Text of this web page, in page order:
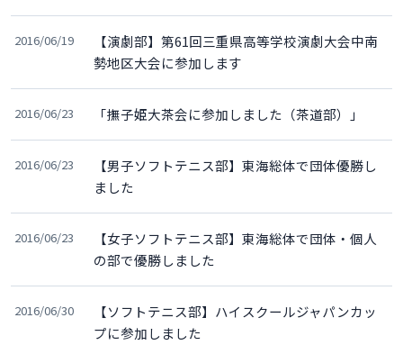
2016/06/19
【演劇部】第61回三重県高等学校演劇大会中南
勢地区大会に参加します
2016/06/23 「撫子姫大茶会に参加しました（茶道部）」
2016/06/23
【男子ソフトテニス部】東海総体で団体優勝し
ました
2016/06/23
【女子ソフトテニス部】東海総体で団体・個人
の部で優勝しました
2016/06/30
【ソフトテニス部】ハイスクールジャパンカッ
プに参加しました